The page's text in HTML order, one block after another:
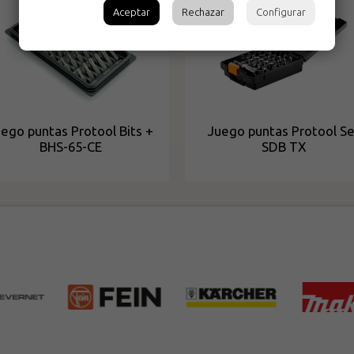
puntas Protool Bits +
BHS-65-CE
Juego puntas Protool
SDB TX
Aceptar Rechazar Configurar